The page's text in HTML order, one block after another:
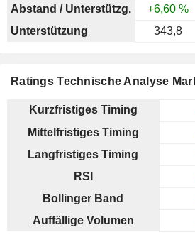
Abstand / Unterstützg.
+6,60 %
Unterstützung
343,8
Ratings Technische Analyse
Kurzfristiges Timing
Mittelfristiges Timing
Langfristiges Timing
RSI
Bollinger Band
Auffällige Volumen